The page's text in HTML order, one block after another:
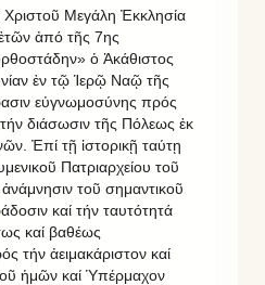
Χριστοῦ Μεγάλη Ἐκκλησία
ἀπό τῆς 7ης
ὁ Ἀκάθιστος
ἐν τῷ Ἱερῷ Ναῷ τῆς
εὐγνωμοσύνης πρός
διάσωσιν τῆς Πόλεως ἐκ
Ἐπί τῇ ἱστορικῇ ταύτῃ
Πατριαρχείου τοῦ
τοῦ σημαντικοῦ
καί τήν ταυτότητά
καί βαθέως
τήν ἀειμακάριστον καί
ἡμῶν καί Ὑπέρμαχον